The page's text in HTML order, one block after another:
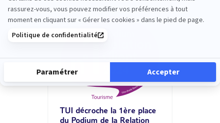
TUI décroche la 1ère place
du Podium de la Relation